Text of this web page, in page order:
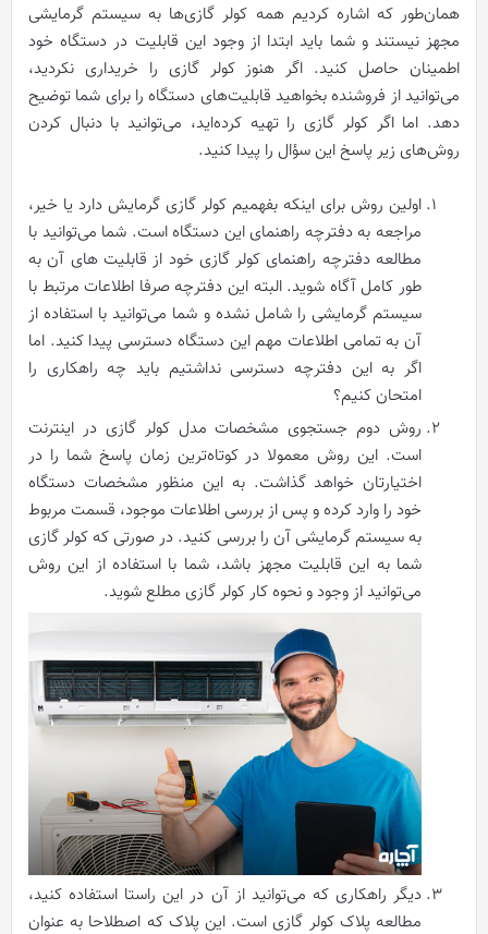
همان‌طور که اشاره کردیم همه کولر گازی‌ها به سیستم گرمایشی
مجهز نیستند و شما باید ابتدا از وجود این قابلیت در دستگاه خود
اطمینان حاصل کنید. اگر هنوز کولر گازی را خریداری نکردید،
می‌توانید از فروشنده بخواهید قابلیت‌های دستگاه را برای شما توضیح
دهد. اما اگر کولر گازی را تهیه کرده‌اید، می‌توانید با دنبال کردن
روش‌های زیر پاسخ این سؤال را پیدا کنید.
اولین روش برای اینکه بفهمیم کولر گازی گرمایش دارد یا خیر،
مراجعه به دفترچه راهنمای این دستگاه است. شما می‌توانید با
مطالعه دفترچه راهنمای کولر گازی خود از قابلیت های آن به
طور کامل آگاه شوید. البته این دفترچه صرفا اطلاعات مرتبط با
سیستم گرمایشی را شامل نشده و شما می‌توانید با استفاده از
آن به تمامی اطلاعات مهم این دستگاه دسترسی پیدا کنید. اما
اگر به این دفترچه دسترسی نداشتیم باید چه راهکاری را
امتحان کنیم؟
روش دوم جستجوی مشخصات مدل کولر گازی در اینترنت
است. این روش معمولا در کوتاه‌ترین زمان پاسخ شما را در
اختیارتان خواهد گذاشت. به این منظور مشخصات دستگاه
خود را وارد کرده و پس از بررسی اطلاعات موجود، قسمت مربوط
به سیستم گرمایشی آن را بررسی کنید. در صورتی که کولر گازی
شما به این قابلیت مجهز باشد، شما با استفاده از این روش
می‌توانید از وجود و نحوه کار کولر گازی مطلع شوید.
دیگر راهکاری که می‌توانید از آن در این راستا استفاده کنید،
مطالعه پلاک کولر گازی است. این پلاک که اصطلاحا به عنوان